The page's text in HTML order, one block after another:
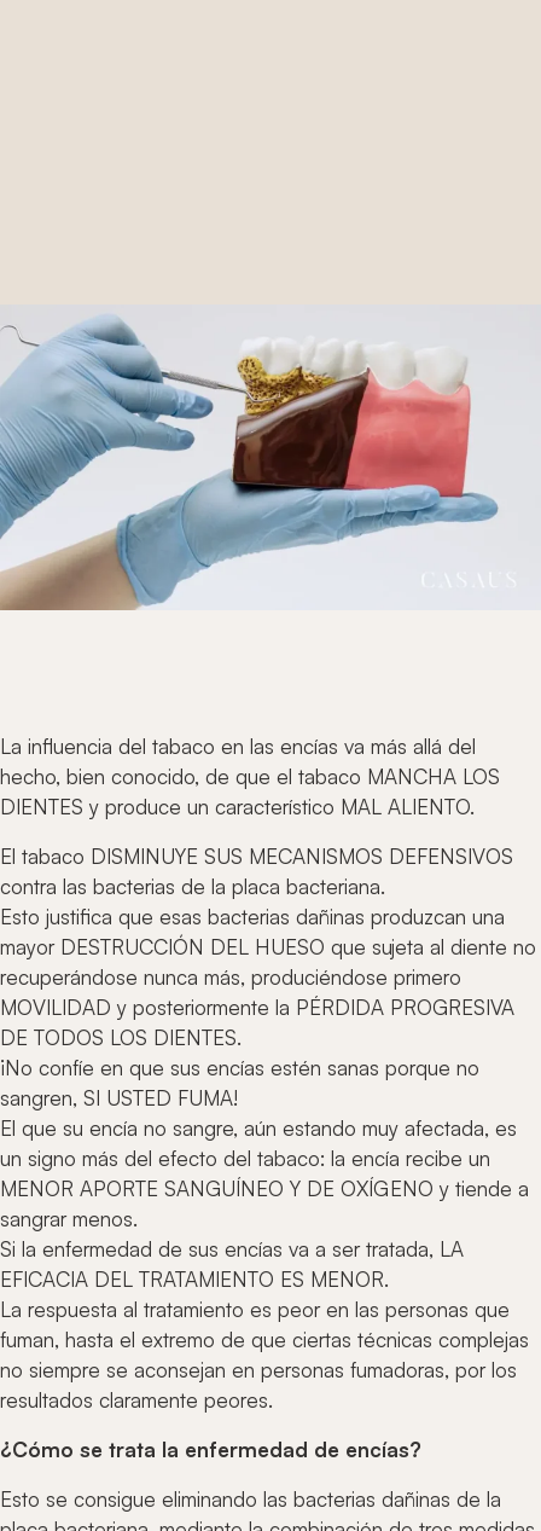
La influencia del tabaco en las encías va más allá del
hecho, bien conocido, de que el tabaco MANCHA LOS
DIENTES y produce un característico MAL ALIENTO.
El tabaco DISMINUYE SUS MECANISMOS DEFENSIVOS
contra las bacterias de la placa bacteriana.
Esto justifica que esas bacterias dañinas produzcan una
mayor DESTRUCCIÓN DEL HUESO que sujeta al diente no
recuperándose nunca más, produciéndose primero
MOVILIDAD y posteriormente la PÉRDIDA PROGRESIVA
DE TODOS LOS DIENTES.
¡No confíe en que sus encías estén sanas porque no
sangren, SI USTED FUMA!
El que su encía no sangre, aún estando muy afectada, es
un signo más del efecto del tabaco: la encía recibe un
MENOR APORTE SANGUÍNEO Y DE OXÍGENO y tiende a
sangrar menos.
Si la enfermedad de sus encías va a ser tratada, LA
EFICACIA DEL TRATAMIENTO ES MENOR.
La respuesta al tratamiento es peor en las personas que
fuman, hasta el extremo de que ciertas técnicas complejas
no siempre se aconsejan en personas fumadoras, por los
resultados claramente peores.
¿Cómo se trata la enfermedad de encías?
Esto se consigue eliminando las bacterias dañinas de la